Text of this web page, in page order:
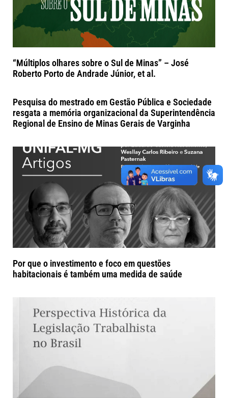
“Múltiplos olhares sobre o Sul de Minas” – José
Roberto Porto de Andrade Júnior, et al.
Pesquisa do mestrado em Gestão Pública e Sociedade
resgata a memória organizacional da Superintendência
Regional de Ensino de Minas Gerais de Varginha
Por que o investimento e foco em questões
habitacionais é também uma medida de saúde